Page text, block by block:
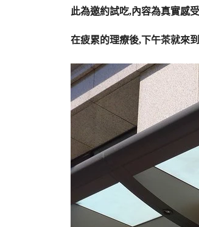
此為邀約試吃,內容為真實感
在疲累的理療後,下午茶就來